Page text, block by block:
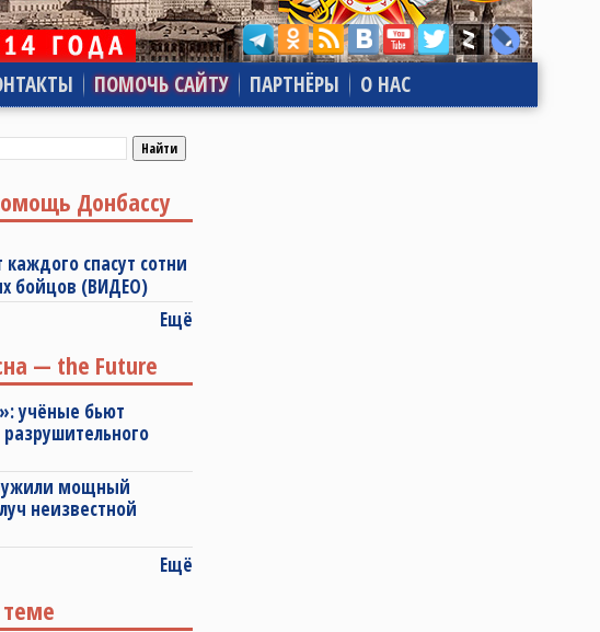
ПОМОЧЬ САЙТУ ПАРТНЁРЫ О НАС
Донбассу
каждого спасут сотни
бойцов (ВИДЕО)
Ещё
— the Future
учёные бьют
мощный
неизвестной
Ещё